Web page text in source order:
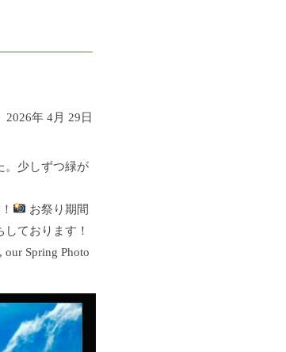
2026年 4月 29日
。少しずつ緑が
お祭り期間
ております！
our Spring Photo